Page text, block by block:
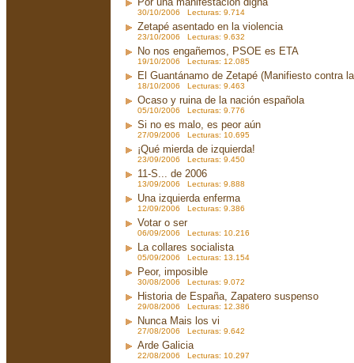
30/10/2006 Lecturas: 9.714
Zetapé asentado en la violencia
23/10/2006 Lecturas: 9.632
No nos engañemos, PSOE es ETA
19/10/2006 Lecturas: 12.085
El Guantánamo de Zetapé (Manifiesto contra
18/10/2006 Lecturas: 9.463
Ocaso y ruina de la nación española
05/10/2006 Lecturas: 9.776
Si no es malo, es peor aún
27/09/2006 Lecturas: 10.695
¡Qué mierda de izquierda!
23/09/2006 Lecturas: 9.450
11-S... de 2006
13/09/2006 Lecturas: 9.888
Una izquierda enferma
12/09/2006 Lecturas: 9.386
Votar o ser
06/09/2006 Lecturas: 10.216
La collares socialista
05/09/2006 Lecturas: 13.154
Peor, imposible
30/08/2006 Lecturas: 9.072
Historia de España, Zapatero suspenso
29/08/2006 Lecturas: 12.386
Nunca Mais los vi
27/08/2006 Lecturas: 9.642
Arde Galicia
22/08/2006 Lecturas: 10.297